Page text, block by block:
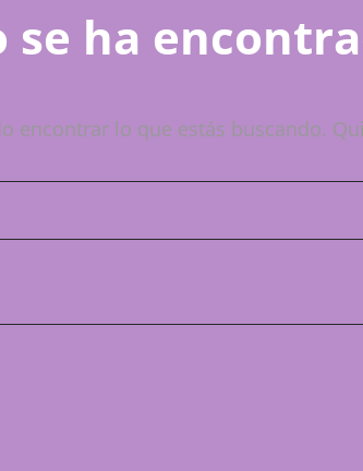
se ha
encontrar lo que estás buscando.